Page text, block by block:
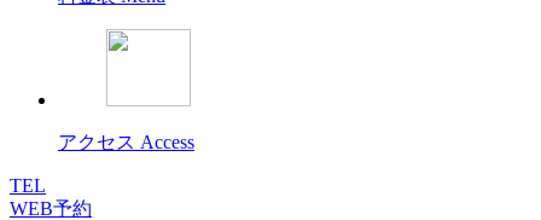
アクセス Access
TEL
WEB予約